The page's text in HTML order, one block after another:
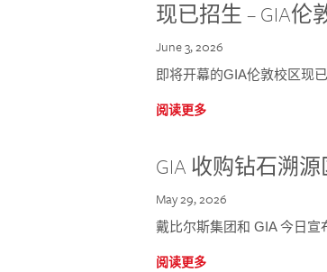
现已招生 – GIA
June 3, 2026
即将开幕的GIA伦敦校区现
阅读更多
GIA 收购钻石溯
May 29, 2026
戴比尔斯集团和 GIA 今日宣
阅读更多